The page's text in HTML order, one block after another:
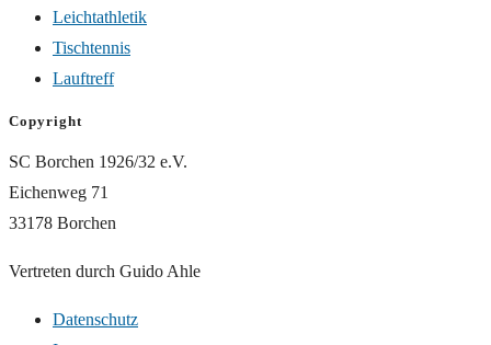
Leichtathletik
Tischtennis
Lauftreff
Copyright
SC Borchen 1926/32 e.V.
Eichenweg 71
33178 Borchen
Vertreten durch Guido Ahle
Datenschutz